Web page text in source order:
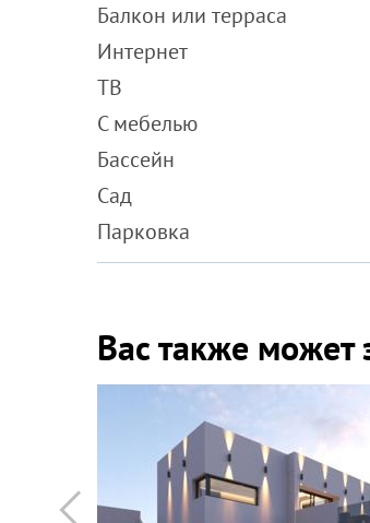
Балкон или терраса
Интернет
ТВ
С мебелью
Бассейн
Сад
Парковка
Вас также может